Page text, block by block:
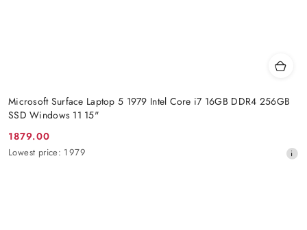
Microsoft Surface Laptop 5 1979 Intel Core i7 16GB DDR4 256GB
SSD Windows 11 15"
Promotion
price:
1879.00
Lowest
Lowest price: 1979